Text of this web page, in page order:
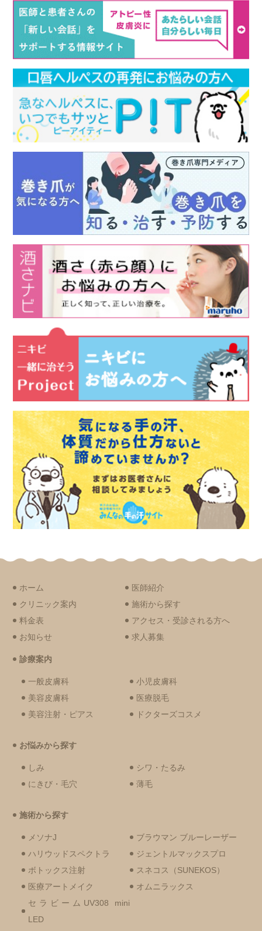
ホーム
医師紹介
クリニック案内
施術から探す
料金表
アクセス・受診される方へ
お知らせ
求人募集
診療案内
一般皮膚科
小児皮膚科
美容皮膚科
医療脱毛
美容注射・ピアス
ドクターズコスメ
お悩みから探す
しみ
シワ・たるみ
にきび・毛穴
薄毛
施術から探す
メソナJ
ブラウマン ブルーレーザー
ハリウッドスペクトラ
ジェントルマックスプロ
ボトックス注射
スネコス（SUNEKOS）
医療アートメイク
オムニラックス
セラビームUV308 mini
LED